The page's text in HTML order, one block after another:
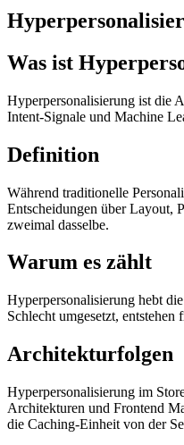
Was ist
Hyperpersonalisierung ist die
Intent-Signale und Machine
Definition
Während traditionelle
Entscheidungen über Layout,
zweimal dasselbe.
Warum es zählt
Hyperpersonalisierung hebt
Schlecht umgesetzt,
Architekturfolgen
Hyperpersonalisierung im
Architekturen und Frontend
die Caching-Einheit von der